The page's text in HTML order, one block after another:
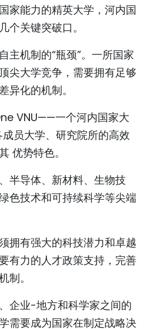
家能力的精英大学，河内国
个关键突破口。
主机制的“瓶颈”。一所国家
尖大学竞争，需要拥有足够
异化的机制。
VNU——一个河内国家大
员大学、研究院所的高效
优势特色。
半导体、新材料、生物技
色技术和可持续科学等尖端
拥有强大的科技潜力和卓越
有力的人才政策支持，完善
制。
企业-地方和科学家之间的
需要成为国家在制定战略决